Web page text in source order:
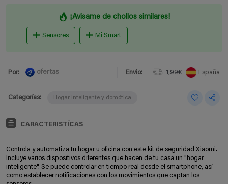
¡Avisame de chollos similares!
Sensores Mi Smart
Por: ofertas Envio: 1,99€ España
Categorías: Hogar inteligente y domótica
CARACTERISTÍCAS
Controla y automatiza tu hogar u oficina con este kit de seguridad Xiaomi.
Incluye varios dispositivos diferentes que hacen de tu casa un "hogar
inteligente". Se puede controlar en tiempo real desde el smartphone, así
como establecer notificaciones con los movimientos que captan los